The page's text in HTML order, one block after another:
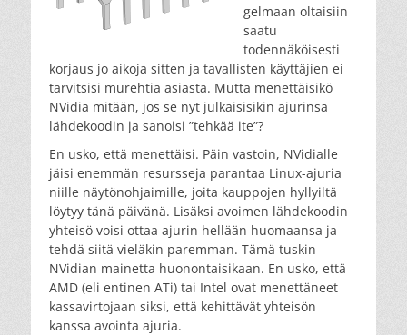
gelmaan oltaisiin
saatu
todennäköisesti
korjaus jo aikoja sitten ja tavallisten käyttäjien ei
tarvitsisi murehtia asiasta. Mutta menettäisikö
NVidia mitään, jos se nyt julkaisisikin ajurinsa
lähdekoodin ja sanoisi ”tehkää ite”?
En usko, että menettäisi. Päin vastoin, NVidialle
jäisi enemmän resursseja parantaa Linux-ajuria
niille näytönohjaimille, joita kauppojen hyllyiltä
löytyy tänä päivänä. Lisäksi avoimen lähdekoodin
yhteisö voisi ottaa ajurin hellään huomaansa ja
tehdä siitä vieläkin paremman. Tämä tuskin
NVidian mainetta huonontaisikaan. En usko, että
AMD (eli entinen ATi) tai Intel ovat menettäneet
kassavirtojaan siksi, että kehittävät yhteisön
kanssa avointa ajuria.